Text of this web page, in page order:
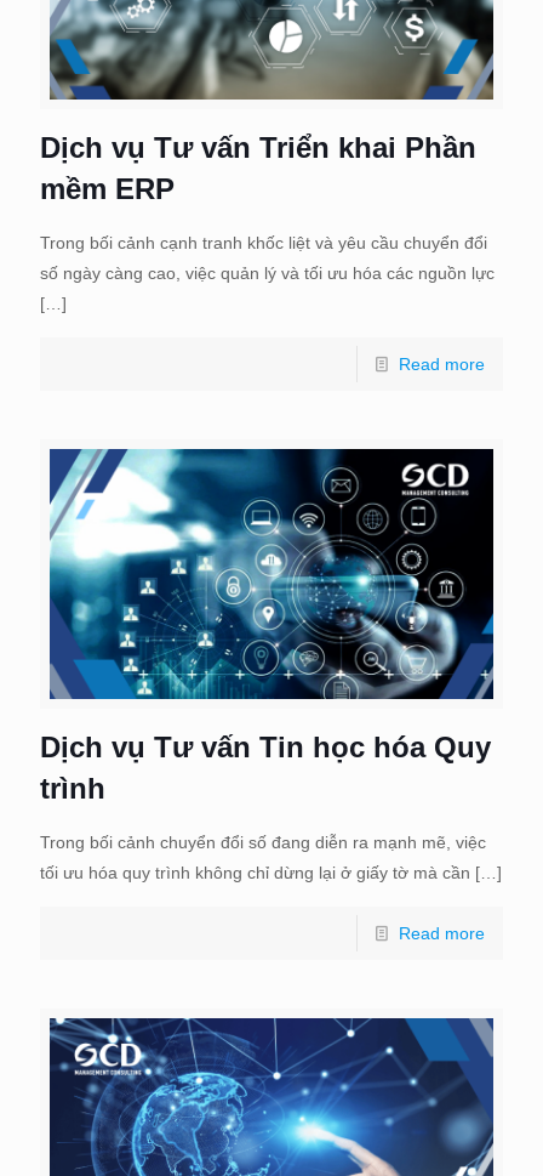
Dịch vụ Tư vấn Triển khai Phần
mềm ERP
Trong bối cảnh cạnh tranh khốc liệt và yêu cầu chuyển đổi
số ngày càng cao, việc quản lý và tối ưu hóa các nguồn lực
[…]
Read more
Dịch vụ Tư vấn Tin học hóa Quy
trình
Trong bối cảnh chuyển đổi số đang diễn ra mạnh mẽ, việc
tối ưu hóa quy trình không chỉ dừng lại ở giấy tờ mà cần […]
Read more